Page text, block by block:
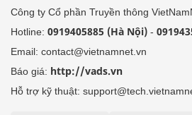
Công ty Cổ phần Truyền thông
Hotline: 0919405885 (Hà Nội) -
Email: contact@vietnamnet.vn
Báo giá: http://vads.vn
Hỗ trợ kỹ thuật: